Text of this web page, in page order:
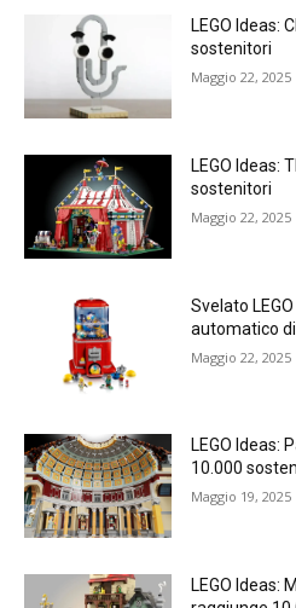
LEGO Ideas:
sostenitori
Maggio 22, 2025
LEGO Ideas:
sostenitori
Maggio 22, 2025
Svelato
automatico
Maggio 22, 2025
LEGO Ideas:
10.000
Maggio 19, 2025
LEGO Ideas: